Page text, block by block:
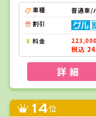
車種
普通車/
割引
料金
税込
詳 細
14位